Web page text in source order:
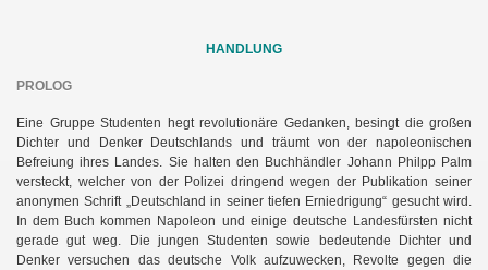
HANDLUNG
PROLOG
Eine Gruppe Studenten hegt revolutionäre Gedanken, besingt die großen
Dichter und Denker Deutschlands und träumt von der napoleonischen
Befreiung ihres Landes. Sie halten den Buchhändler Johann Philpp Palm
versteckt, welcher von der Polizei dringend wegen der Publikation seiner
anonymen Schrift „Deutschland in seiner tiefen Erniedrigung“ gesucht wird.
In dem Buch kommen Napoleon und einige deutsche Landesfürsten nicht
gerade gut weg. Die jungen Studenten sowie bedeutende Dichter und
Denker versuchen das deutsche Volk aufzuwecken, Revolte gegen die